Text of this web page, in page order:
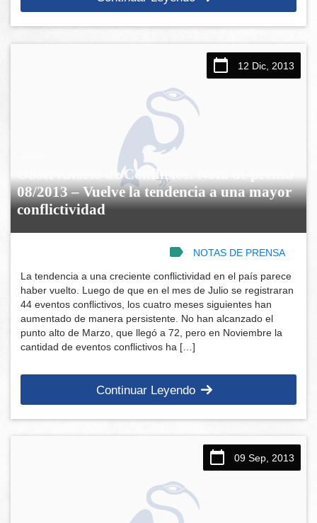
12 Dic, 2013
Observatorio de Conflictos: Nota de prensa
08/2013 – Vuelve la tendencia a una mayor
conflictividad
NOTAS DE PRENSA
La tendencia a una creciente conflictividad en el país parece
haber vuelto. Luego de que en el mes de Julio se registraran
44 eventos conflictivos, los cuatro meses siguientes han
aumentado de manera persistente. No han alcanzado el
punto alto de Marzo, que llegó a 72, pero en Noviembre la
cantidad de eventos conflictivos ha […]
Continuar Leyendo
09 Sep, 2013